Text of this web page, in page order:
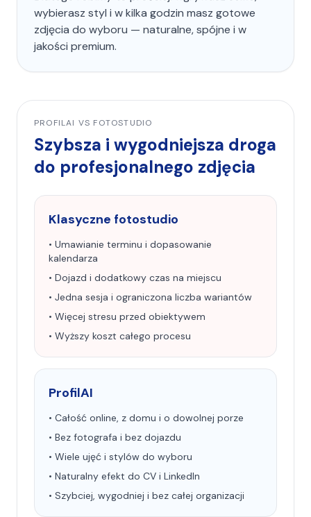
wybierasz styl i w kilka godzin masz gotowe
zdjęcia do wyboru — naturalne, spójne i w
jakości premium.
PROFILAI VS FOTOSTUDIO
Szybsza i wygodniejsza droga
do profesjonalnego zdjęcia
Klasyczne fotostudio
• Umawianie terminu i dopasowanie
kalendarza
• Dojazd i dodatkowy czas na miejscu
• Jedna sesja i ograniczona liczba wariantów
• Więcej stresu przed obiektywem
• Wyższy koszt całego procesu
ProfilAI
• Całość online, z domu i o dowolnej porze
• Bez fotografa i bez dojazdu
• Wiele ujęć i stylów do wyboru
• Naturalny efekt do CV i LinkedIn
• Szybciej, wygodniej i bez całej organizacji